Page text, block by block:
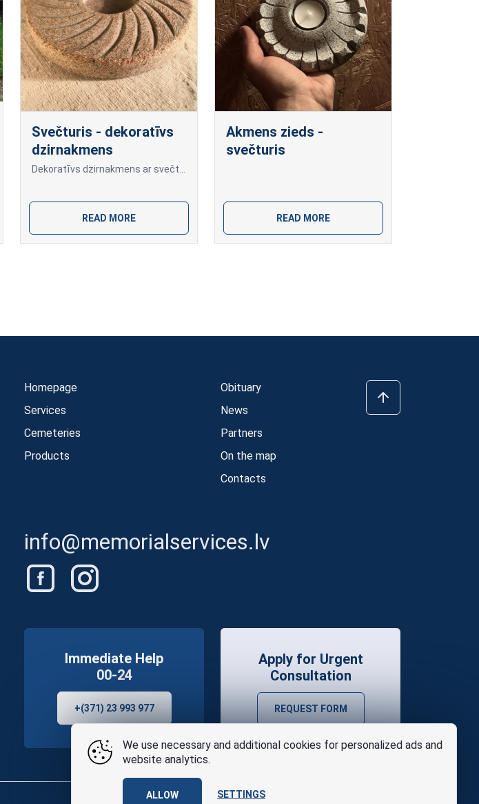
Svečturis - dekoratīvs
dzirnakmens
READ MORE
Akmens zieds -
svečturis
READ MORE
Homepage
Services
Cemeteries
Products
Obituary
News
Partners
On the map
Contacts
info@memorialservices.lv
Immediate Help
00-24
+(371) 23 993 977
Apply for Urgent
Consultation
REQUEST FORM
We use necessary and additional cookies for personalized ads and
website analytics.
ALLOW SETTINGS